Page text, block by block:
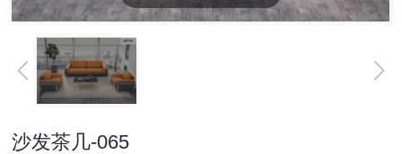
沙发茶几-065